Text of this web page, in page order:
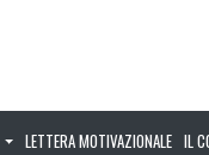
LETTERA MOTIVAZIONALE IL